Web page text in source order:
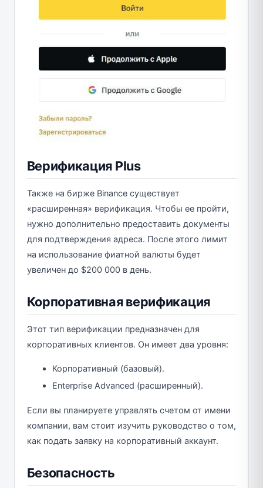
Верификация Plus
Также на бирже Binance существует
«расширенная» верификация. Чтобы ее пройти,
нужно дополнительно предоставить документы
для подтверждения адреса. После этого лимит
на использование фиатной валюты будет
увеличен до $200 000 в день.
Корпоративная верификация
Этот тип верификации предназначен для
корпоративных клиентов. Он имеет два уровня:
Корпоративный (базовый).
Enterprise Advanced (расширенный).
Если вы планируете управлять счетом от имени
компании, вам стоит изучить руководство о том,
как подать заявку на корпоративный аккаунт.
Безопасность